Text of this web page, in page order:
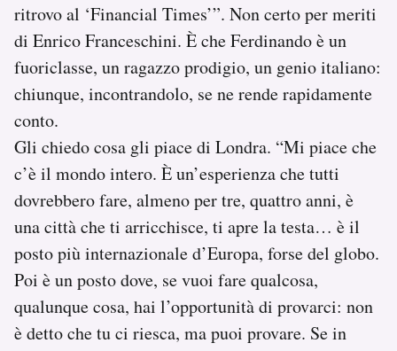
ritrovo al ‘Financial Times’”. Non certo per meriti
di Enrico Franceschini. È che Ferdinando è un
fuoriclasse, un ragazzo prodigio, un genio italiano:
chiunque, incontrandolo, se ne rende rapidamente
conto.
Gli chiedo cosa gli piace di Londra. “Mi piace che
c’è il mondo intero. È un’esperienza che tutti
dovrebbero fare, almeno per tre, quattro anni, è
una città che ti arricchisce, ti apre la testa… è il
posto più internazionale d’Europa, forse del globo.
Poi è un posto dove, se vuoi fare qualcosa,
qualunque cosa, hai l’opportunità di provarci: non
è detto che tu ci riesca, ma puoi provare. Se in